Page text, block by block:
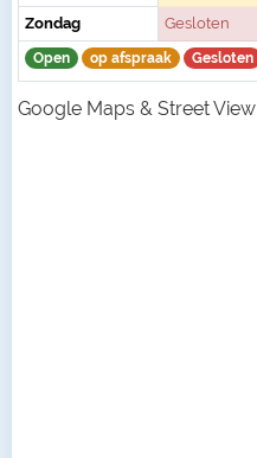
Zondag
Gesloten
Open op afspraak Gesloten
Google Maps & Street View